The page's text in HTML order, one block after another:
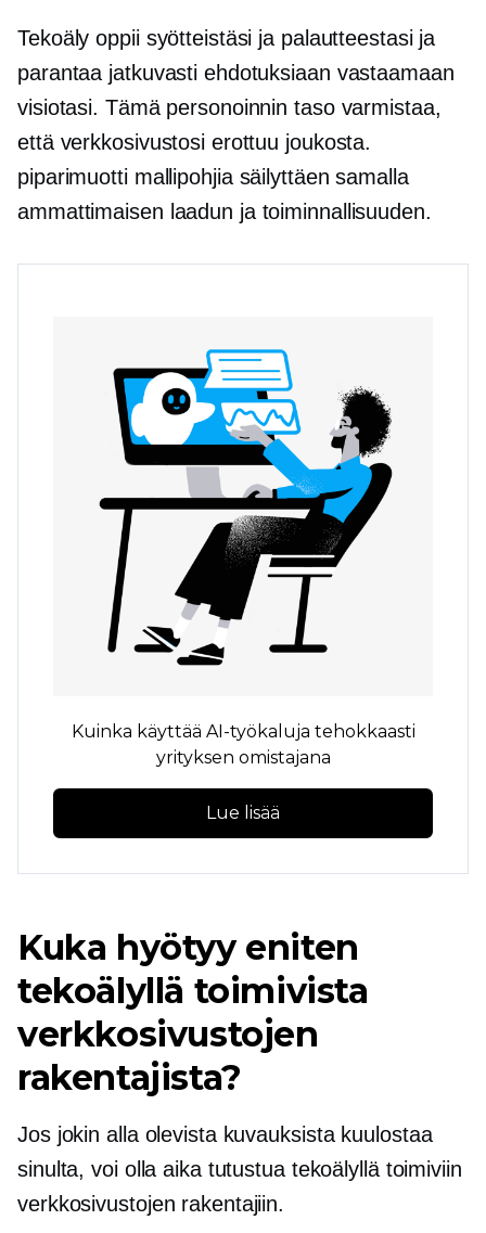
Tekoäly oppii syötteistäsi ja palautteestasi ja
parantaa jatkuvasti ehdotuksiaan vastaamaan
visiotasi. Tämä personoinnin taso varmistaa,
että verkkosivustosi erottuu joukosta.
piparimuottimallipohjia säilyttäen samalla
ammattimaisen laadun ja toiminnallisuuden.
Kuinka käyttää AI-työkaluja tehokkaasti
yrityksen omistajana
Lue lisää
Kuka hyötyy eniten
tekoälyllä toimivista
verkkosivustojen
rakentajista?
Jos jokin alla olevista kuvauksista kuulostaa
sinulta, voi olla aika tutustua tekoälyllä toimiviin
verkkosivustojen rakentajiin.